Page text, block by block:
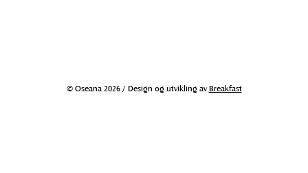
© Oseana 2026 / Design og utvikling avBreakfast